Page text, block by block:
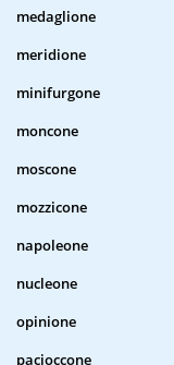
medaglione
meridione
minifurgone
moncone
moscone
mozzicone
napoleone
nucleone
opinione
pacioccone